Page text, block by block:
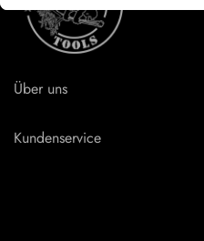
Über uns
Kundenservice